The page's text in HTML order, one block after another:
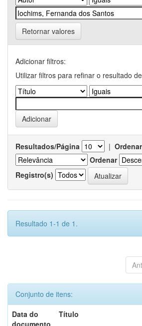
Retornar valores
Adicionar filtros:
Utilizar filtros para refinar o resultado
Resultados/Página |
Ordenar
Registro(s)
Resultado 1-1 de 1.
Conjunto de itens:
Data do
documento
Título